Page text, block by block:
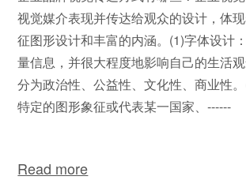
视觉媒介表现并传达给观众的设计，体
征图形设计和丰富的内涵。(1)字体设计
量信息，并很大程度地影响自己的生活观
分为政治性、公益性、文化性、商业性
特定的图形象征或代表某一国家、------
Read more